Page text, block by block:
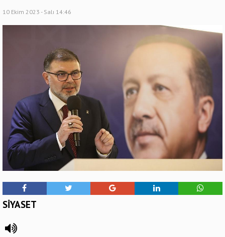
10 Ekim 2023 - Salı 14:46
SİYASET